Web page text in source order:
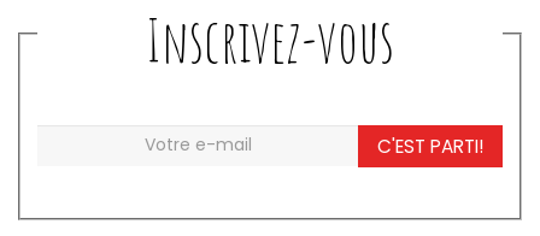
Inscrivez-vous
C'EST PARTI!